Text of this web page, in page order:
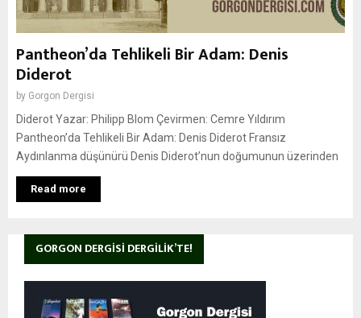
Pantheon’da Tehlikeli Bir Adam: Denis
Diderot
by Gorgon Dergisi
Diderot Yazar: Philipp Blom Çevirmen: Cemre Yıldırım
Pantheon’da Tehlikeli Bir Adam: Denis Diderot Fransız
Aydınlanma düşünürü Denis Diderot’nun doğumunun üzerinden
Read more
GORGON DERGISI DERGILIK’TE!